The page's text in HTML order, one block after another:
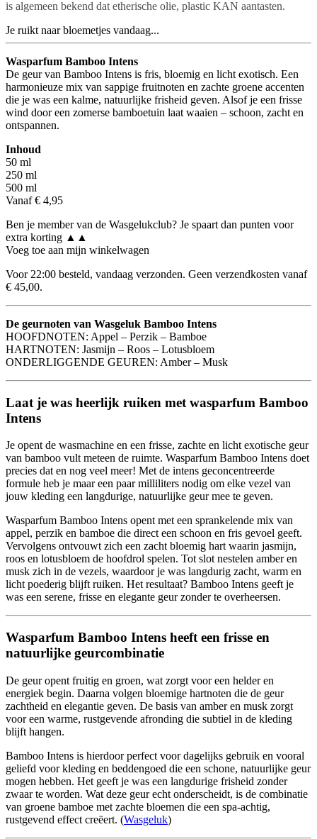
is algemeen bekend dat etherische olie, plastic KAN aantasten.
Je ruikt naar bloemetjes vandaag...
Wasparfum Bamboo Intens
De geur van Bamboo Intens is fris, bloemig en licht exotisch. Een
harmonieuze mix van sappige fruitnoten en zachte groene accenten
die je was een kalme, natuurlijke frisheid geven. Alsof je een frisse
wind door een zomerse bamboetuin laat waaien – schoon, zacht en
ontspannen.
Inhoud
50 ml
250 ml
500 ml
Vanaf € 4,95
Ben je member van de Wasgelukclub? Je spaart dan punten voor
extra korting ▲▲
Voeg toe aan mijn winkelwagen
Voor 22:00 besteld, vandaag verzonden. Geen verzendkosten vanaf
€ 45,00.
De geurnoten van Wasgeluk Bamboo Intens
HOOFDNOTEN: Appel – Perzik – Bamboe
HARTNOTEN: Jasmijn – Roos – Lotusbloem
ONDERLIGGENDE GEUREN: Amber – Musk
Laat je was heerlijk ruiken met wasparfum Bamboo
Intens
Je opent de wasmachine en een frisse, zachte en licht exotische geur
van bamboo vult meteen de ruimte. Wasparfum Bamboo Intens doet
precies dat en nog veel meer! Met de intens geconcentreerde
formule heb je maar een paar milliliters nodig om elke vezel van
jouw kleding een langdurige, natuurlijke geur mee te geven.
Wasparfum Bamboo Intens opent met een sprankelende mix van
appel, perzik en bamboe die direct een schoon en fris gevoel geeft.
Vervolgens ontvouwt zich een zacht bloemig hart waarin jasmijn,
roos en lotusbloem de hoofdrol spelen. Tot slot nestelen amber en
musk zich in de vezels, waardoor je was langdurig zacht, warm en
licht poederig blijft ruiken. Het resultaat? Bamboo Intens geeft je
was een serene, frisse en elegante geur zonder te overheersen.
Wasparfum Bamboo Intens heeft een frisse en
natuurlijke geurcombinatie
De geur opent fruitig en groen, wat zorgt voor een helder en
energiek begin. Daarna volgen bloemige hartnoten die de geur
zachtheid en elegantie geven. De basis van amber en musk zorgt
voor een warme, rustgevende afronding die subtiel in de kleding
blijft hangen.
Bamboo Intens is hierdoor perfect voor dagelijks gebruik en vooral
geliefd voor kleding en beddengoed die een schone, natuurlijke geur
mogen hebben. Het geeft je was een langdurige frisheid zonder
zwaar te worden. Wat deze geur echt onderscheidt, is de combinatie
van groene bamboe met zachte bloemen die een spa-achtig,
rustgevend effect creëert. (Wasgeluk)